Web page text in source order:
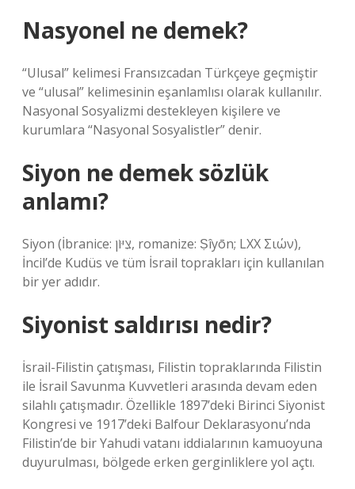
Nasyonel ne demek?
“Ulusal” kelimesi Fransızcadan Türkçeye geçmiştir
ve “ulusal” kelimesinin eşanlamlısı olarak kullanılır.
Nasyonal Sosyalizmi destekleyen kişilere ve
kurumlara “Nasyonal Sosyalistler” denir.
Siyon ne demek sözlük
anlamı?
Siyon (İbranice: צִיּוֹן‎, romanize: Ṣîyōn; LXX Σιών),
İncil’de Kudüs ve tüm İsrail toprakları için kullanılan
bir yer adıdır.
Siyonist saldırısı nedir?
İsrail-Filistin çatışması, Filistin topraklarında Filistin
ile İsrail Savunma Kuvvetleri arasında devam eden
silahlı çatışmadır. Özellikle 1897’deki Birinci Siyonist
Kongresi ve 1917’deki Balfour Deklarasyonu’nda
Filistin’de bir Yahudi vatanı iddialarının kamuoyuna
duyurulması, bölgede erken gerginliklere yol açtı.